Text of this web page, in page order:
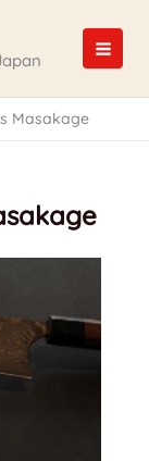
Masakage